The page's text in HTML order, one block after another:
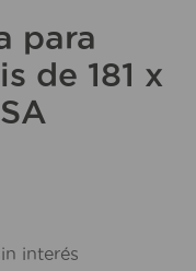
para
de 181 x
interés